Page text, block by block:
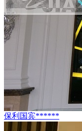
保利国宾******